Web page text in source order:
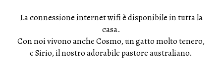
La connessione internet wifi è disponibile in tutta la
casa.
Con noi vivono anche Cosmo, un gatto molto tenero,
e Sirio, il nostro adorabile pastore australiano.